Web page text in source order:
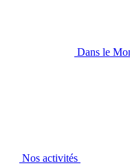
Dans le
Nos activités